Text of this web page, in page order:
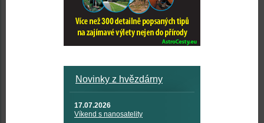
Novinky z hvězdárny
17.07.2026
Víkend s nanosatelity